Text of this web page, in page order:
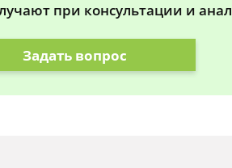
при консультации и
Задать вопрос